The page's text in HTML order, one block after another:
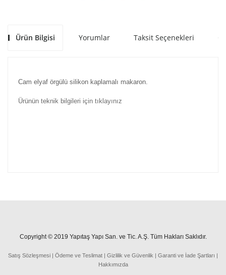
Ürün Bilgisi Yorumlar Taksit Seçenekleri
Cam elyaf örgülü silikon kaplamalı makaron.
Ürünün teknik bilgileri için tıklayınız
Copyright © 2019 Yapıtaş Yapı San. ve Tic. A.Ş. Tüm Hakları Saklıdır.
Satış Sözleşmesi | Ödeme ve Teslimat | Gizlilik ve Güvenlik | Garanti ve İade Şartları |
Hakkımızda